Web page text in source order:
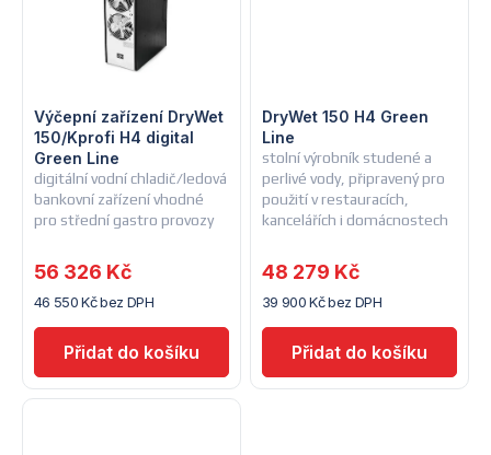
digitální vodní chladič/ledová
bankovní zařízení vhodné
pro střední gastro provozy
Výčepní zařízení DryWet
150/Kprofi H4 digital
Green Line
46 550 Kč bez DPH
56 326 Kč
stolní výrobník studené a
perlivé vody, připravený pro
použití v restauracích,
kancelářích i domácnostech
DryWet 150 H4 Green
Line
39 900 Kč bez DPH
48 279 Kč